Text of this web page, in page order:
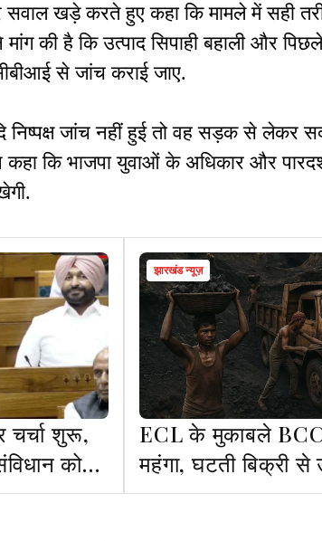
सवाल खड़े करते हुए कहा कि मामले में सही
की है कि उत्पाद सिपाही बहाली और
से जांच कराई जाए.
निष्पक्ष जांच नहीं हुई तो वह सड़क से
कि भाजपा युवाओं के अधिकार और
चर्चा शुरू,
को
शाह
झारखंड न्यूज़
ECL के मुकाबले
महंगा, घटती बिक्री
600 प्रति टन तक